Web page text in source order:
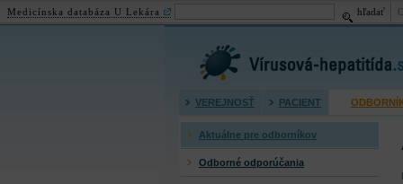
Virusová hepatitída
VEREJNOSŤ PACIENT
Aktuálne pre odborníkov
Odborné odporúčania
Medicínska databáza U Lekára hľadať